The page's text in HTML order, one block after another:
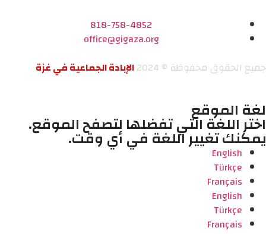
818-758-4852
office@gigaza.org
جميع الحقوق محفوظة © 2024
الإبادة الجماعية في غزة
لغة الموقع
اختر اللغة التي تفضلها لتصفح الموقع.
يمكنك تغيير اللغة في أي وقت.
English
Türkçe
Français
English
Türkçe
Français